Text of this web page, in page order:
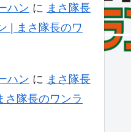
ハン に まさ隊長
| まさ隊長のワ
ハン に まさ隊長
さ隊長のワンラ